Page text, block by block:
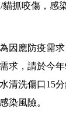
抓咬傷，感
因應防疫需
求，請於今
清洗傷口15
染風險。